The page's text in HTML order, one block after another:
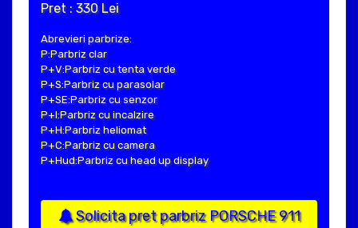
Pret : 330 Lei
Abrevieri parbrize:
P:Parbriz clar
P+V:Parbriz cu tenta verde
P+S:Parbriz cu parasolar
P+SE:Parbriz cu senzor
P+I:Parbriz cu incalzire
P+H:Parbriz heliomat
P+C:Parbriz cu camera
P+Hud:Parbriz cu head up display
Solicita pret parbriz PORSCHE 911